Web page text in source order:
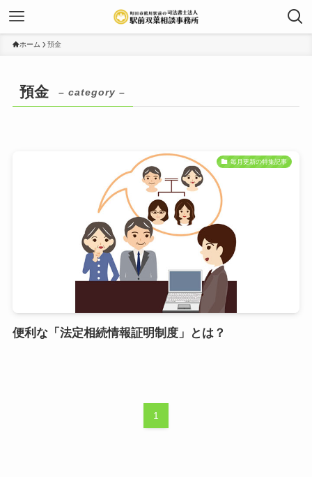
ホーム 預金
預金 – category –
毎月更新の特集記事
便利な「法定相続情報証明制度」とは？
1